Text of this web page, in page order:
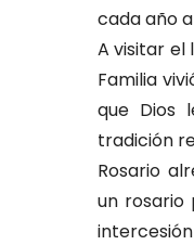
cada año
A visitar el
Familia
que Dios
tradición
Rosario
un rosario